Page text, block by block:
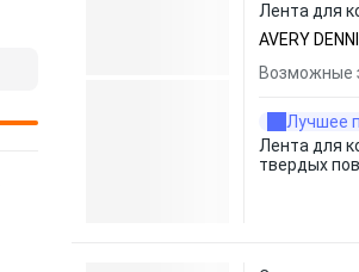
Лента для
AVERY
Возможные
Лучшее
Лента для
твердых